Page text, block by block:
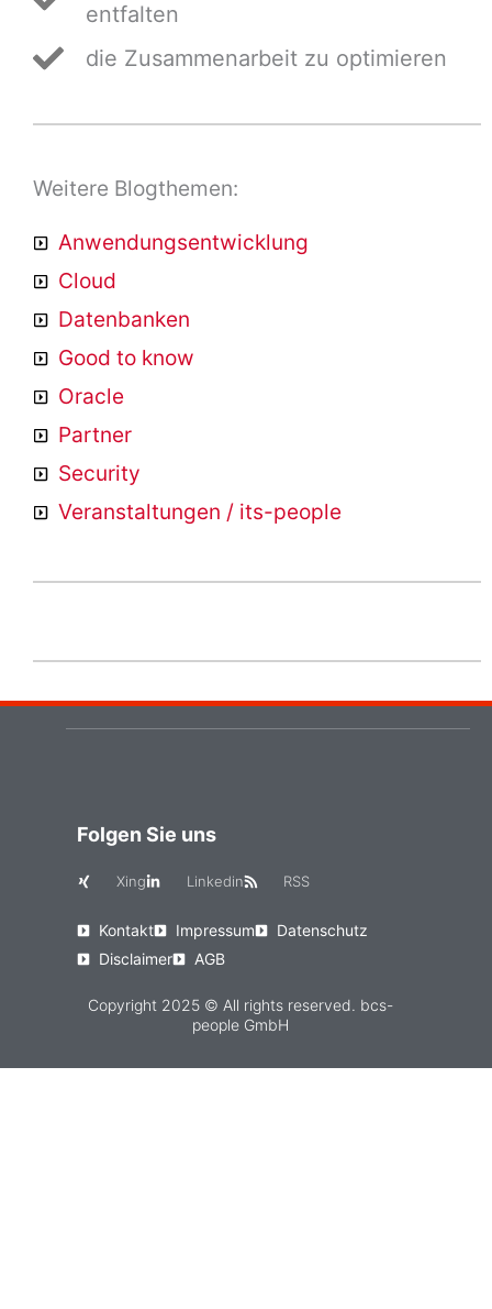
entfalten
die Zusammenarbeit zu optimieren
Weitere Blogthemen:
Anwendungsentwicklung
Cloud
Datenbanken
Good to know
Oracle
Partner
Security
Veranstaltungen / its-people
Folgen Sie uns
Xing Linkedin RSS
Kontakt Impressum
Datenschutz
Disclaimer
AGB
Copyright 2025 © All rights reserved. bcs-
people GmbH